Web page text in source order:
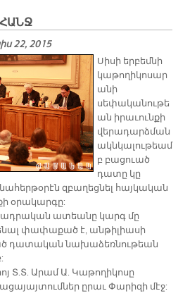
22, 2015
Սիսի երբեմնի
կաթողիկոսար
անի
սեփականութե
ան իրաւունքի
վերադարձման
ակնկալութեամ
բ բացուած
դատը կը
զբաղեցնել հայկական
օրակարգը:
ատեանը կարգ մը
փափաքած է, անթիլիասի
դատական նախաձեռնութեան
Տ.Տ. Արամ Ա. Կաթողիկոսը
ըրաւ Փարիզի մէջ: